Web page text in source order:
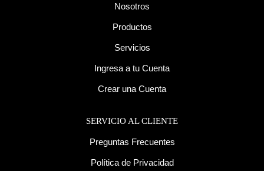
Nosotros
Productos
Servicios
Ingresa a tu Cuenta
Crear una Cuenta
SERVICIO AL CLIENTE
Preguntas Frecuentes
Política de Privacidad